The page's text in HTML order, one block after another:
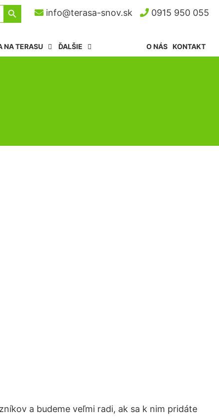
Search Button
info@terasa-snov.sk 0915 950 055
NA TERASU ĎALŠIE KONTAKT
O NÁS
a budeme veľmi radi, ak sa k nim pridáte